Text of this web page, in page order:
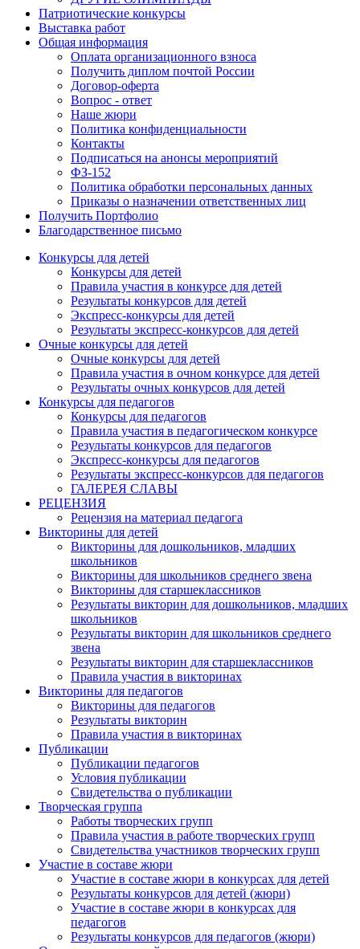
Патриотические конкурсы
Выставка работ
Общая информация
Оплата организационного взноса
Получить диплом почтой России
Договор-оферта
Вопрос - ответ
Наше жюри
Политика конфиденциальности
Контакты
Подписаться на анонсы мероприятий
ФЗ-152
Политика обработки персональных данных
Приказы о назначении ответственных лиц
Получить Портфолио
Благодарственное письмо
Конкурсы для детей
Конкурсы для детей
Правила участия в конкурсе для детей
Результаты конкурсов для детей
Экспресс-конкурсы для детей
Результаты экспресс-конкурсов для детей
Очные конкурсы для детей
Очные конкурсы для детей
Правила участия в очном конкурсе для детей
Результаты очных конкурсов для детей
Конкурсы для педагогов
Конкурсы для педагогов
Правила участия в педагогическом конкурсе
Результаты конкурсов для педагогов
Экспресс-конкурсы для педагогов
Результаты экспресс-конкурсов для педагогов
ГАЛЕРЕЯ СЛАВЫ
РЕЦЕНЗИЯ
Рецензия на материал педагога
Викторины для детей
Викторины для дошкольников, младших
школьников
Викторины для школьников среднего звена
Викторины для старшеклассников
Результаты викторин для дошкольников, младших
школьников
Результаты викторин для школьников среднего
звена
Результаты викторин для старшеклассников
Правила участия в викторинах
Викторины для педагогов
Викторины для педагогов
Результаты викторин
Правила участия в викторинах
Публикации
Публикации педагогов
Условия публикации
Свидетельства о публикации
Творческая группа
Работы творческих групп
Правила участия в работе творческих групп
Свидетельства участников творческих групп
Участие в составе жюри
Участие в составе жюри в конкурсах для детей
Результаты конкурсов для детей (жюри)
Участие в составе жюри в конкурсах для
педагогов
Результаты конкурсов для педагогов (жюри)